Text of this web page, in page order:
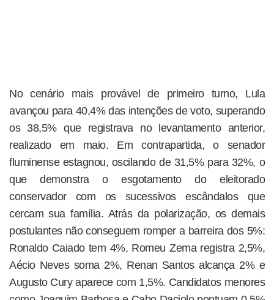
No cenário mais provável de primeiro turno, Lula
avançou para 40,4% das intenções de voto, superando
os 38,5% que registrava no levantamento anterior,
realizado em maio. Em contrapartida, o senador
fluminense estagnou, oscilando de 31,5% para 32%, o
que demonstra o esgotamento do eleitorado
conservador com os sucessivos escândalos que
cercam sua família. Atrás da polarização, os demais
postulantes não conseguem romper a barreira dos 5%:
Ronaldo Caiado tem 4%, Romeu Zema registra 2,5%,
Aécio Neves soma 2%, Renan Santos alcança 2% e
Augusto Cury aparece com 1,5%. Candidatos menores